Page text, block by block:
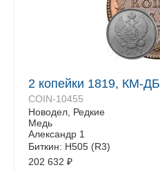
2 копейки 1819, КМ-ДБ
COIN-10455
Новодел, Редкие
Медь
Александр 1
Биткин: Н505 (R3)
202 632 ₽